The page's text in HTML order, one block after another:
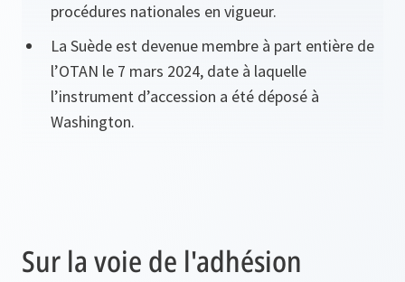
procédures nationales en vigueur.
La Suède est devenue membre à part entière de
l’OTAN le 7 mars 2024, date à laquelle
l’instrument d’accession a été déposé à
Washington.
Sur la voie de l'adhésion